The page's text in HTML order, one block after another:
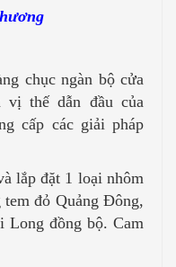
chục ngàn bộ cửa
vị thế dẫn đầu của
cấp các giải pháp
lắp đặt 1 loại nhôm
đỏ Quảng Đông,
Long đồng bộ. Cam